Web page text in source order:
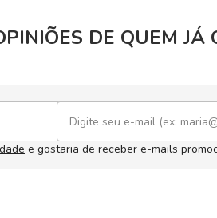
DE QUEM JÁ
e gostaria de receber e-mails